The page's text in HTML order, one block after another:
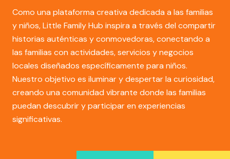
Como una plataforma creativa dedicada a las familias
y niños, Little Family Hub inspira a través del compartir
historias auténticas y conmovedoras, conectando a
las familias con actividades, servicios y negocios
locales diseñados específicamente para niños.
Nuestro objetivo es iluminar y despertar la curiosidad,
creando una comunidad vibrante donde las familias
puedan descubrir y participar en experiencias
significativas.